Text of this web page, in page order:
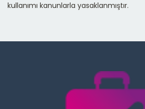
kullanımı kanunlarla yasaklanmıştır.